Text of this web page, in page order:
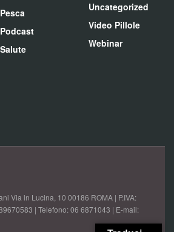
Pesca
Podcast
Salute
Uncategorized
Video Pillole
Webinar
Via in Lucina, 10 00186 ROMA | P.IVA:
| Telefono: 06 6871043 | E-mail: